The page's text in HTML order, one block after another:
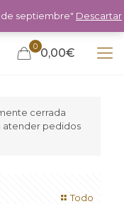
0 0,00€
cerrada
atender pedidos
Todo
de septiembre" Descartar